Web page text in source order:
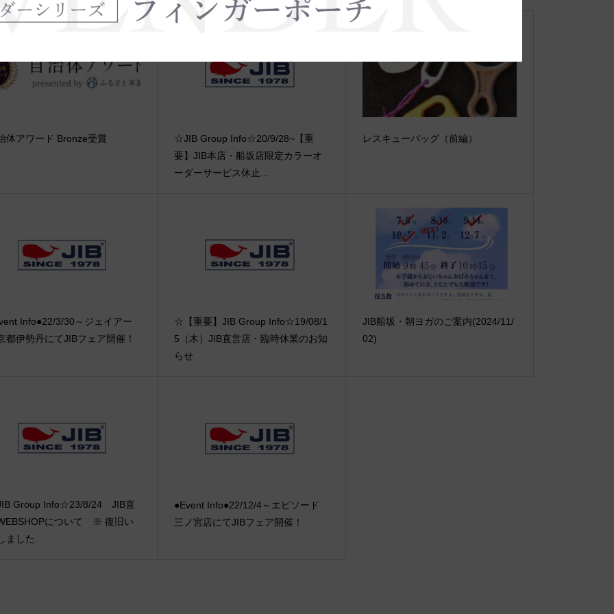
体アワード Bronze受賞
☆JIB Group Info☆20/9/28~【重
要】JIB本店・船坂店限定カラーオ
ーダーサービス休止...
レスキューバッグ（前編）
Info●22/3/30～ジェイアー
都伊勢丹にてJIBフェア開催！
☆【重要】JIB Group Info☆19/08/1
5（木）JIB直営店・臨時休業のお知
らせ
JIB船坂・朝ヨガのご案内(2024/11/
02)
Group Info☆23/8/24 JIB直
について ※ 復旧い
ました
●Event Info●22/12/4～エピソード
三ノ宮店にてJIBフェア開催！